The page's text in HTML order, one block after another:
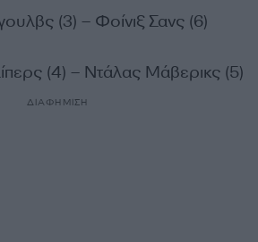
(3) – Φοίνιξ Σανς (6)
(4) – Ντάλας Μάβερικς (5)
ΔΙΑΦΗΜΙΣΗ